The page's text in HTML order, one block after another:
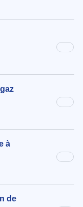
à
de